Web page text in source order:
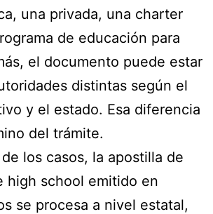
una privada, una charter
de educación para
el documento puede estar
distintas según el
y el estado. Esa diferencia
del trámite.
los casos, la apostilla de
high school emitido en
se procesa a nivel estatal,